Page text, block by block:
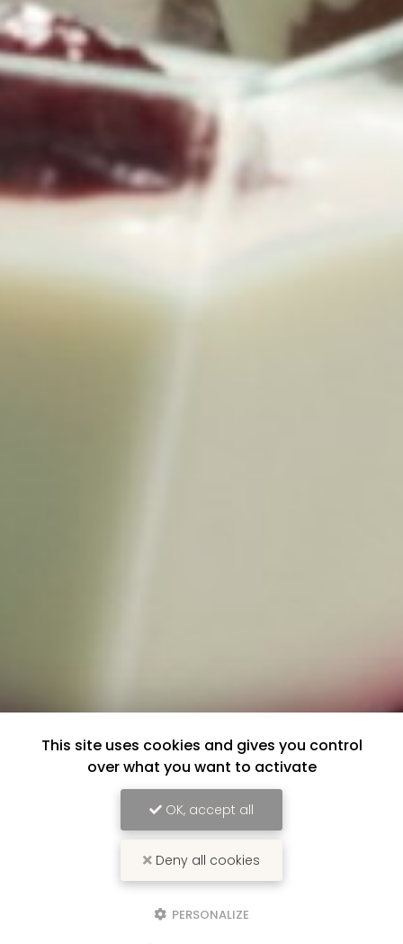
This site uses cookies and gives you control
over what you want to activate
OK, accept all
Deny all cookies
PERSONALIZE